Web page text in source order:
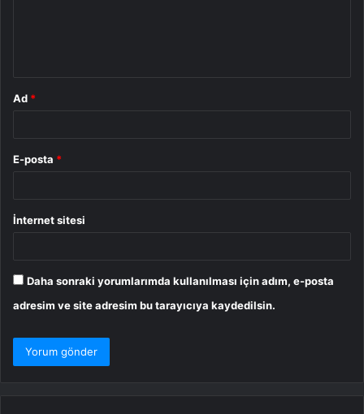
Ad *
E-posta *
İnternet sitesi
Daha sonraki yorumlarımda kullanılması için adım, e-posta
adresim ve site adresim bu tarayıcıya kaydedilsin.